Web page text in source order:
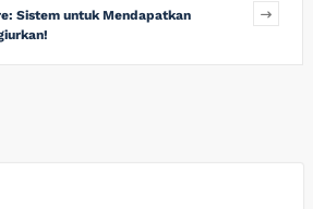
Sistem untuk Mendapatkan